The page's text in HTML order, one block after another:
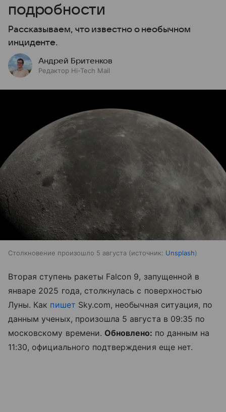
подробности
Рассказываем, что известно о необычном
инциденте.
Андрей Бритенков
Редактор Hi-Tech Mail
Столкновение произошло 5 августа источник: Unsplash
Вторая ступень ракеты Falcon 9, запущенной в
январе 2025 года, столкнулась с поверхностью
Луны. Как пишет Sky.com, необычная ситуация, по
данным ученых, произошла 5 августа в 09:35 по
московскому времени. Обновлено: по данным на
11:30, официального подтверждения еще нет.